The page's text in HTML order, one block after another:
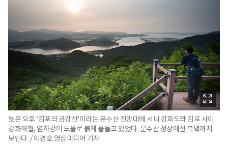
늦은 오후 '김포의 금강산'이라는 문수산 전망대에 서니 강화도와 김포 사이
강화해협, 염하강이 노을로 붉게 물들고 있었다. 문수산 정상에선 북녘까지
보인다. / 이경호 영상미디어 기자